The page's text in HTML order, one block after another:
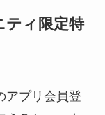
ティ限定特
アプリ会員登